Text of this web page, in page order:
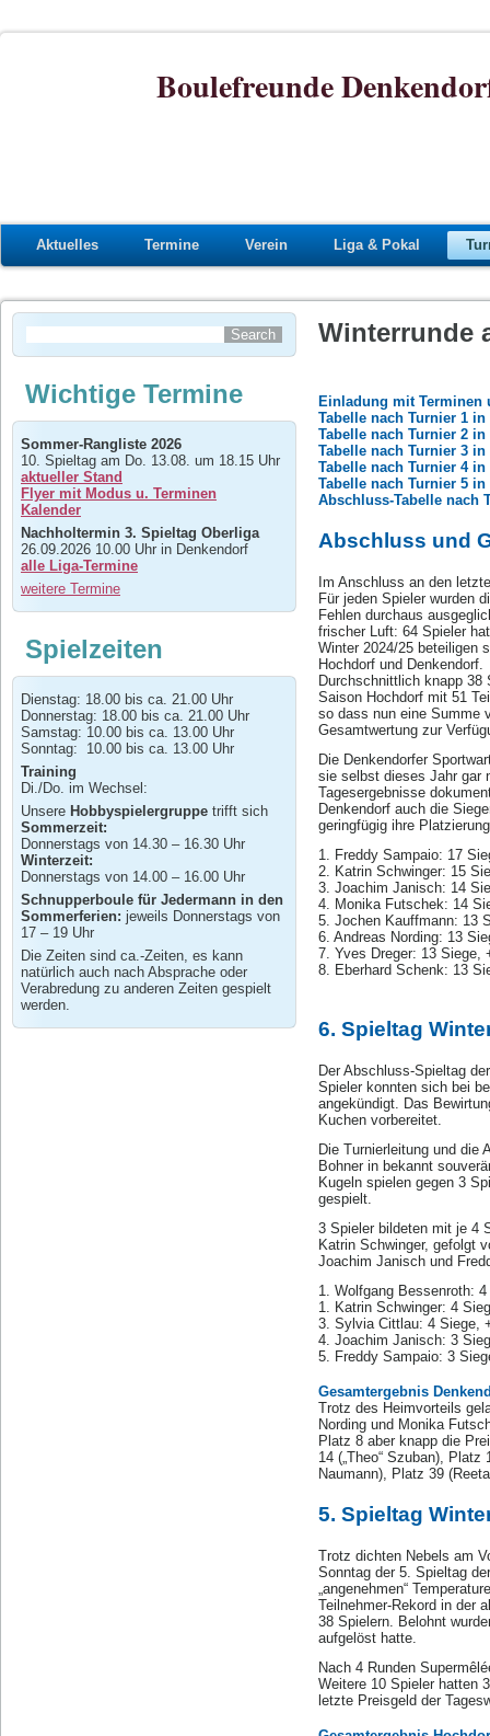
Boulefreunde
Aktuelles Termine Verein Liga & Pokal
Wichtige Termine
Sommer-Rangliste 2026
10. Spieltag am Do. 13.08. um 18.15 Uhr
aktueller Stand
Flyer mit Modus u. Terminen
Kalender
Nachholtermin 3. Spieltag Oberliga
26.09.2026 10.00 Uhr in Denkendorf
alle Liga-Termine
weitere Termine
Spielzeiten
Dienstag: 18.00 bis ca. 21.00 Uhr
Donnerstag: 18.00 bis ca. 21.00 Uhr
Samstag: 10.00 bis ca. 13.00 Uhr
Sonntag: 10.00 bis ca. 13.00 Uhr
Training
Di./Do. im Wechsel:
Unsere Hobbyspielergruppe trifft sich
Sommerzeit:
Donnerstags von 14.30 – 16.30 Uhr
Winterzeit:
Donnerstags von 14.00 – 16.00 Uhr
Schnupperboule für Jedermann in den
Sommerferien: jeweils Donnerstags von
17 – 19 Uhr
Die Zeiten sind ca.-Zeiten, es kann
natürlich auch nach Absprache oder
Verabredung zu anderen Zeiten gespielt
werden.
Winterrunde
Einladung mit Terminen
Tabelle nach Turnier 1 in
Tabelle nach Turnier 2
Tabelle nach Turnier 3 in
Tabelle nach Turnier 4 in
Tabelle nach Turnier 5
Abschluss-Tabelle nach
Abschluss und
Im Anschluss an den
Für jeden Spieler wurden
Fehlen durchaus
frischer Luft: 64 Spieler
Winter 2024/25 beteiligen
Hochdorf und Denkendorf.
Durchschnittlich knapp 38
Saison Hochdorf mit 51
so dass nun eine Summe
Gesamtwertung zur
Die Denkendorfer
sie selbst dieses Jahr gar
Tagesergebnisse
Denkendorf auch die
geringfügig ihre
1. Freddy Sampaio: 17
2. Katrin Schwinger: 15
3. Joachim Janisch: 14
4. Monika Futschek: 14
5. Jochen Kauffmann: 13
6. Andreas Nording: 13
7. Yves Dreger: 13 Siege,
8. Eberhard Schenk: 13
6. Spieltag
Der Abschluss-Spieltag
Spieler konnten sich bei
angekündigt. Das
Kuchen vorbereitet.
Die Turnierleitung und die
Bohner in bekannt
Kugeln spielen gegen 3
gespielt.
3 Spieler bildeten mit je 4
Katrin Schwinger, gefolgt
Joachim Janisch und
1. Wolfgang Bessenroth:
1. Katrin Schwinger: 4
3. Sylvia Cittlau: 4 Siege,
4. Joachim Janisch: 3
5. Freddy Sampaio: 3
Gesamtergebnis
Trotz des Heimvorteils
Nording und Monika
Platz 8 aber knapp die
14 („Theo“ Szuban),
Naumann), Platz 39
5. Spieltag
Trotz dichten Nebels am
Sonntag der 5. Spieltag
„angenehmen“
Teilnehmer-Rekord in der
38 Spielern. Belohnt
aufgelöst hatte.
Nach 4 Runden
Weitere 10 Spieler hatten
letzte Preisgeld der